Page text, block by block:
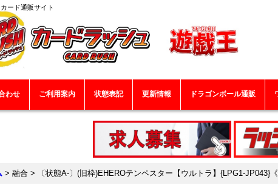
ード通販サイト
わせ ご利用案内 状態表記 更新情報 ドラゴンボール通販
> 融合 > 〔状態A-〕(旧枠)EHEROテンペスター【ウルトラ】{LPG1-JP043}《